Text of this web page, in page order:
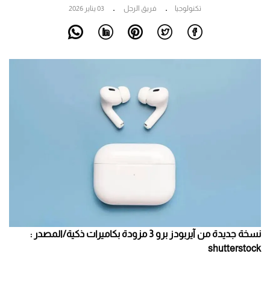
تكنولوجيا فريق الرجل 03 يناير 2026
نسخة جديدة من آيربودز برو 3 مزودة بكاميرات ذكية/المصدر :
shutterstock